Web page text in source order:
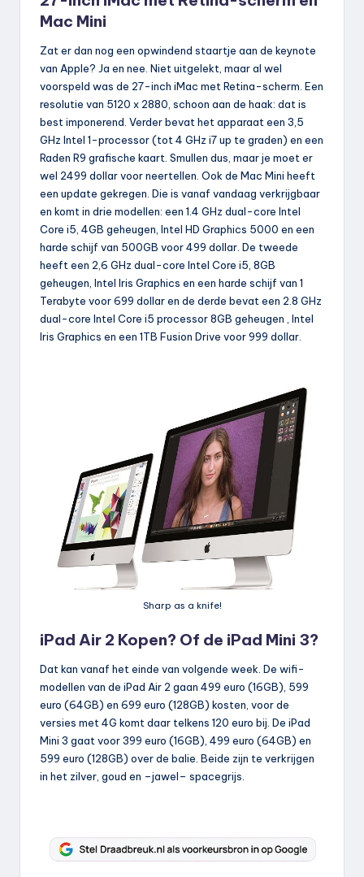
Mac Mini
Zat er dan nog een opwindend staartje aan de keynote
van Apple? Ja en nee. Niet uitgelekt, maar al wel
voorspeld was de 27-inch iMac met Retina-scherm. Een
resolutie van 5120 x 2880, schoon aan de haak: dat is
best imponerend. Verder bevat het apparaat een 3,5
GHz Intel 1-processor (tot 4 GHz i7 up te graden) en een
Raden R9 grafische kaart. Smullen dus, maar je moet er
wel 2499 dollar voor neertellen. Ook de Mac Mini heeft
een update gekregen. Die is vanaf vandaag verkrijgbaar
en komt in drie modellen: een 1.4 GHz dual-core Intel
Core i5, 4GB geheugen, Intel HD Graphics 5000 en een
harde schijf van 500GB voor 499 dollar. De tweede
heeft een 2,6 GHz dual-core Intel Core i5, 8GB
geheugen, Intel Iris Graphics en een harde schijf van 1
Terabyte voor 699 dollar en de derde bevat een 2.8 GHz
dual-core Intel Core i5 processor 8GB geheugen , Intel
Iris Graphics en een 1TB Fusion Drive voor 999 dollar.
Sharp as a knife!
iPad Air 2 Kopen? Of de iPad Mini 3?
Dat kan vanaf het einde van volgende week. De wifi-
modellen van de iPad Air 2 gaan 499 euro (16GB), 599
euro (64GB) en 699 euro (128GB) kosten, voor de
versies met 4G komt daar telkens 120 euro bij. De iPad
Mini 3 gaat voor 399 euro (16GB), 499 euro (64GB) en
599 euro (128GB) over de balie. Beide zijn te verkrijgen
in het zilver, goud en –jawel– spacegrijs.